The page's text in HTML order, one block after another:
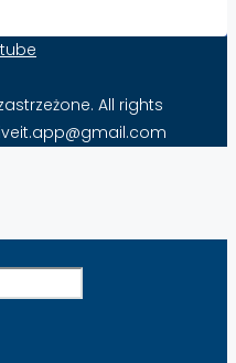
All rights